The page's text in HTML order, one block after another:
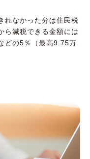
れなかった分は住民税
ら減税できる金額には
どの5％（最高9.75万